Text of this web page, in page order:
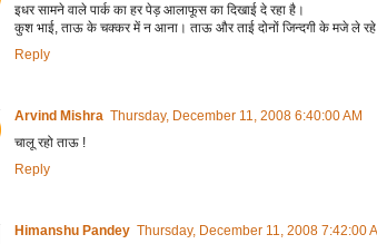
इधर सामने वाले पार्क का हर पेड़ आलाफूस का दिखाई दे रहा है।
कुश भाई, ताऊ के चक्कर में न आना। ताऊ और ताई दोनों जिन्दगी के मजे ले
Reply
Arvind Mishra Thursday, December 11, 2008 6:40:00 AM
चालू रहो ताऊ !
Reply
Himanshu Pandey Thursday, December 11, 2008 7:42:00